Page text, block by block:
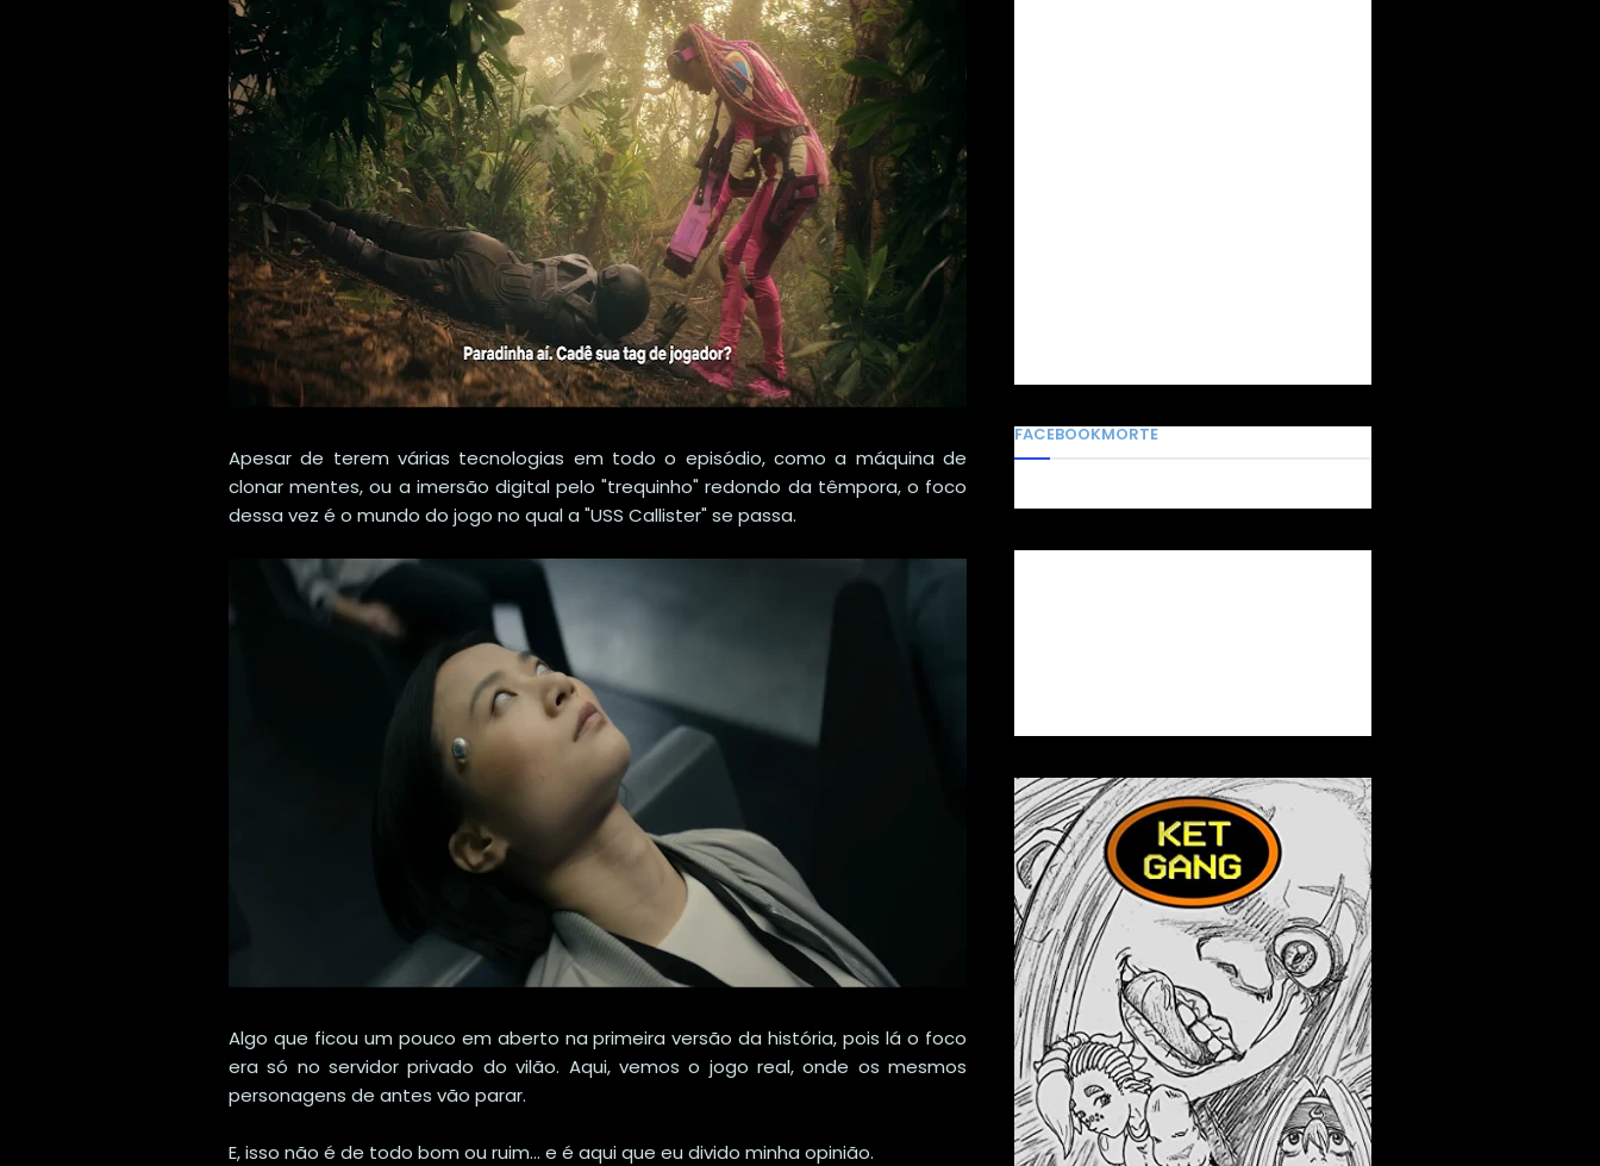
Apesar de terem várias tecnologias em todo o episódio, como a máquina de
clonar mentes, ou a imersão digital pelo "trequinho" redondo da têmpora, o foco
dessa vez é o mundo do jogo no qual a "USS Callister" se passa.
Algo que ficou um pouco em aberto na primeira versão da história, pois lá o foco
era só no servidor privado do vilão. Aqui, vemos o jogo real, onde os mesmos
personagens de antes vão parar.
E, isso não é de todo bom ou ruim... e é aqui que eu divido minha opinião.
FACEBOOKMORTE